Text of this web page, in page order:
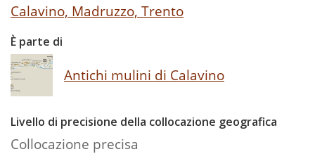
Calavino, Madruzzo, Trento
È parte di
Antichi mulini di Calavino
Livello di precisione della collocazione geografica
Collocazione precisa